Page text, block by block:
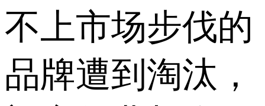
不上市场步伐的
品牌遭到淘汰，